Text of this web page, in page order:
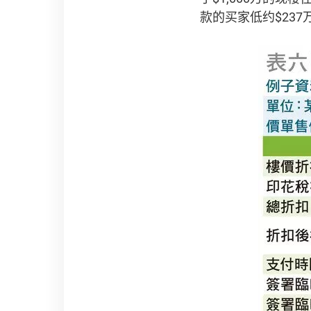
款的买家低约$237